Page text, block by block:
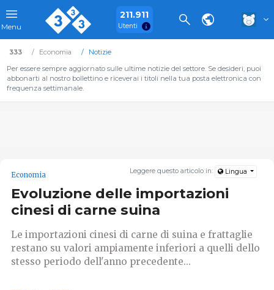
Menu
211.911
Utenti
333 Economia
Notizie
Per essere sempre aggiornato sulle ultime notizie del settore. Se desideri, puoi
abbonarti al nostro bollettino e riceverai i titoli nella tua posta elettronica con
frequenza settimanale.
Leggere questo articolo in: Lingua
Economia
Evoluzione delle importazioni
cinesi di carne suina
Le importazioni cinesi di carne di suina e frattaglie
restano su valori ampiamente inferiori a quelli dello
stesso periodo dell'anno precedente...